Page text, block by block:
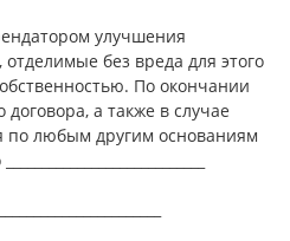
улучшения
без вреда для этого
По окончании
а также в случае
по любым другим основаниям